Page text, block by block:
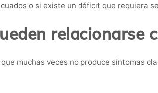
o si existe un déficit que requiera
relacionarse
muchas veces no produce síntomas